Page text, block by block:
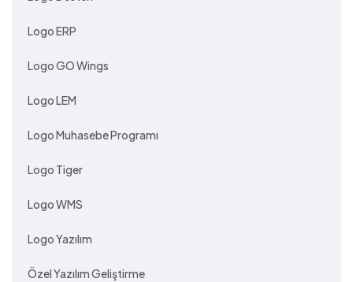
Logo ERP
Logo GO Wings
Logo LEM
Logo Muhasebe Programı
Logo Tiger
Logo WMS
Logo Yazılım
Özel Yazılım Geliştirme